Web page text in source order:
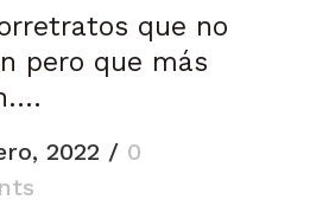
que no
pero que más
2022 / 0